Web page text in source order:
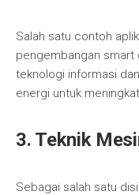
Salah satu contoh
pengembangan smart
teknologi informasi
energi untuk
3. Teknik
Sebagai salah satu